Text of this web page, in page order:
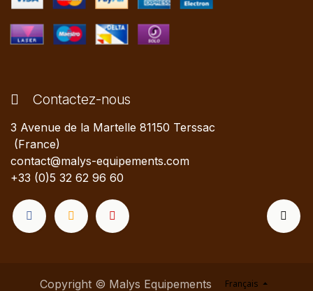
Contactez-nous
3 Avenue de la Martelle 81150 Terssac
(France)
contact@malys-equipements.com
+33 (0)5 32 62 96 60
Copyright © Malys Equipements Français